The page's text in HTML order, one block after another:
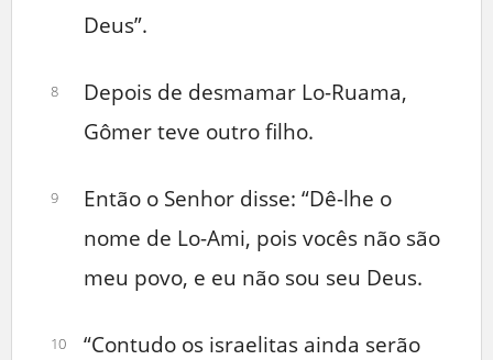
Deus”.
8
Depois de desmamar Lo-Ruama,
Gômer teve outro filho.
9
Então o Senhor disse: “Dê-lhe o
nome de Lo-Ami, pois vocês não são
meu povo, e eu não sou seu Deus.
10
“Contudo os israelitas ainda serão